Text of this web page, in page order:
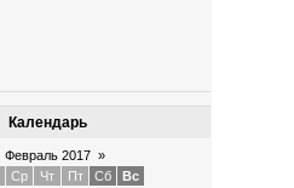
Календарь
Февраль 2017 »
Ср Чт Пт Сб
Вс